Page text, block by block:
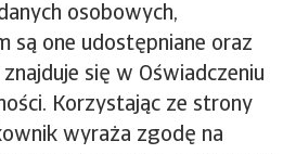
osobowych,
są one udostępniane oraz
się w Oświadczeniu
Korzystając ze strony
wyraża zgodę na